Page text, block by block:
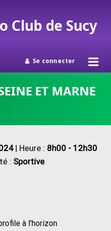
Club de Sucy
Se connecter
ET MARNE
| Heure : 8h00 - 12h30
: Sportive
à l’horizon